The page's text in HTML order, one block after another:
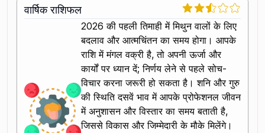
वार्षिक राशिफल
2026 की पहली तिमाही में मिथुन वालों के लिए
बदलाव और आत्मचिंतन का समय होगा। आपके
राशि में मंगल वक्री है, तो अपनी ऊर्जा और
कार्यों पर ध्यान दें; निर्णय लेने से पहले सोच-
विचार करना जरूरी हो सकता है। शनि और गुरु
की स्थिति दसवें भाव में आपके प्रोफेशनल जीवन
में अनुशासन और विस्तार का समय बताती है,
जिससे विकास और जिम्मेदारी के मौके मिलेंगे।